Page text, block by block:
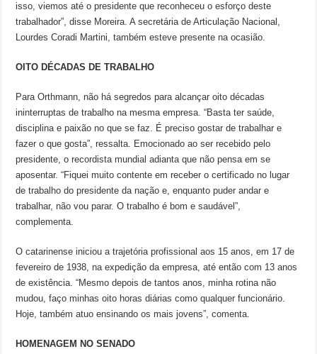
isso, viemos até o presidente que reconheceu o esforço deste
trabalhador”, disse Moreira. A secretária de Articulação Nacional,
Lourdes Coradi Martini, também esteve presente na ocasião.
OITO DÉCADAS DE TRABALHO
Para Orthmann, não há segredos para alcançar oito décadas
ininterruptas de trabalho na mesma empresa. “Basta ter saúde,
disciplina e paixão no que se faz. É preciso gostar de trabalhar e
fazer o que gosta”, ressalta. Emocionado ao ser recebido pelo
presidente, o recordista mundial adianta que não pensa em se
aposentar. “Fiquei muito contente em receber o certificado no lugar
de trabalho do presidente da nação e, enquanto puder andar e
trabalhar, não vou parar. O trabalho é bom e saudável”,
complementa.
O catarinense iniciou a trajetória profissional aos 15 anos, em 17 de
fevereiro de 1938, na expedição da empresa, até então com 13 anos
de existência. “Mesmo depois de tantos anos, minha rotina não
mudou, faço minhas oito horas diárias como qualquer funcionário.
Hoje, também atuo ensinando os mais jovens”, comenta.
HOMENAGEM NO SENADO